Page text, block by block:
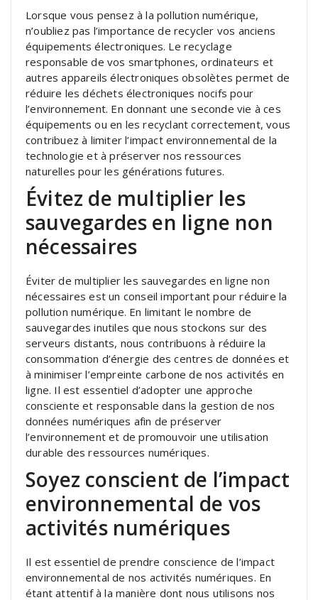
Lorsque vous pensez à la pollution numérique,
n’oubliez pas l’importance de recycler vos anciens
équipements électroniques. Le recyclage
responsable de vos smartphones, ordinateurs et
autres appareils électroniques obsolètes permet de
réduire les déchets électroniques nocifs pour
l’environnement. En donnant une seconde vie à ces
équipements ou en les recyclant correctement, vous
contribuez à limiter l’impact environnemental de la
technologie et à préserver nos ressources
naturelles pour les générations futures.
Évitez de multiplier les
sauvegardes en ligne non
nécessaires
Éviter de multiplier les sauvegardes en ligne non
nécessaires est un conseil important pour réduire la
pollution numérique. En limitant le nombre de
sauvegardes inutiles que nous stockons sur des
serveurs distants, nous contribuons à réduire la
consommation d’énergie des centres de données et
à minimiser l’empreinte carbone de nos activités en
ligne. Il est essentiel d’adopter une approche
consciente et responsable dans la gestion de nos
données numériques afin de préserver
l’environnement et de promouvoir une utilisation
durable des ressources numériques.
Soyez conscient de l’impact
environnemental de vos
activités numériques
Il est essentiel de prendre conscience de l’impact
environnemental de nos activités numériques. En
étant attentif à la manière dont nous utilisons nos